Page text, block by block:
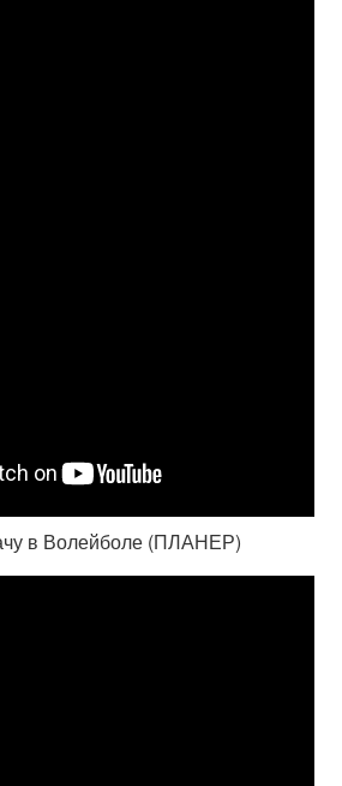
в Волейболе (ПЛАНЕР)